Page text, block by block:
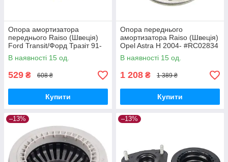
Опора амортизатора
переднього Raiso (Швеція)
Ford Transit/Форд Тразіт 91-
00 #RC02062 UACHVJA17
В наявності 15 од.
529 ₴ 608 ₴
Купити
Опора переднього
амортизатора Raiso (Швеція)
Opel Astra H 2004- #RC02834
UAMEMLY17
В наявності 15 од.
1 208 ₴ 1 389 ₴
Купити
–13% –13%